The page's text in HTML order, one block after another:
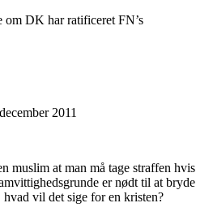
om DK har ratificeret FN’s
2011
muslim at man må tage straffen hvis
er nødt til at bryde
hvad vil det sige for en kristen?